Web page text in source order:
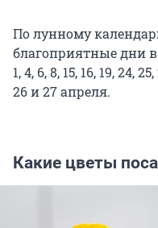
По лунному
благоприятные дни
1, 4, 6, 8, 15, 16, 19, 24,
26 и 27 апреля.
Какие цветы